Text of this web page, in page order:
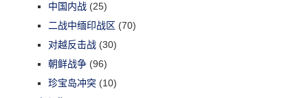
中国内战 (25)
二战中缅印战区 (70)
对越反击战 (30)
朝鲜战争 (96)
珍宝岛冲突 (10)